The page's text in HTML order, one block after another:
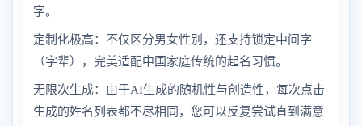
字。
定制化极高：不仅区分男女性别，还支持锁定中间字
（字辈），完美适配中国家庭传统的起名习惯。
无限次生成：由于AI生成的随机性与创造性，每次点击
生成的姓名列表都不尽相同，您可以反复尝试直到满意